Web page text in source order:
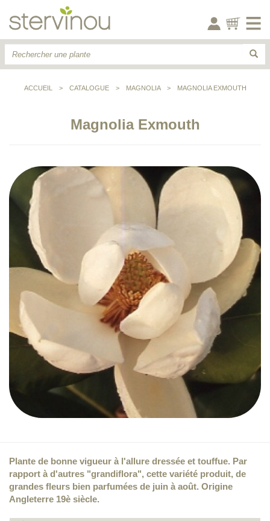
ACCUEIL > CATALOGUE > MAGNOLIA > MAGNOLIA EXMOUTH
Magnolia Exmouth
Plante de bonne vigueur à l'allure dressée et touffue. Par
rapport à d'autres "grandiflora", cette variété produit, de
grandes fleurs bien parfumées de juin à août. Origine
Angleterre 19è siècle.